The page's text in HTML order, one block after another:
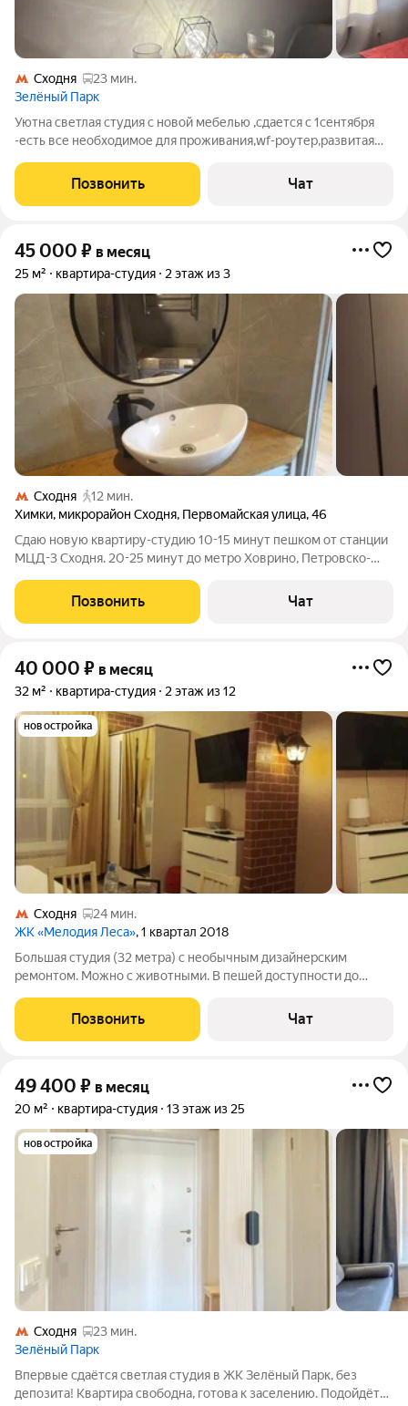
Сходня
23 мин.
Зелёный Парк
Уютна светлая студия с новой мебелью ,сдается с 1сентября
-есть все необходимое для проживания,wf-роутер,развитая
транспортная доступность 5мин до мцд ,рядом выезд на
Пятницкое шоссе.Собственник,без
Позвонить Чат
45 000 ₽ в месяц
25 м² квартира-студия 2 этаж из 3
Сходня
12 мин.
Химки, микрорайон Сходня, Первомайская улица,46
Сдаю новую квартиру-студию 10-15 минут пешком от станции
МЦД-3 Сходня. 20-25 минут до метро Ховрино, Петровско-
Современный ремонт - никто не жил. Новая мебель и техника.
Для 1-2 человек.
Позвонить Чат
40 000 ₽ в месяц
32 м² квартира-студия 2 этаж из 12
новостройка
Сходня
24 мин.
ЖК «Мелодия Леса», 1 квартал 2018
Большая студия (32 метра) с необычным дизайнерским
ремонтом. Можно с животными. В пешей доступности до
Крюково, без пробок 10 минут. Так же с этой же остановки,
автобус едет в сторону области и до
Позвонить Чат
49 400 ₽ в месяц
20 м² квартира-студия 13 этаж из 25
новостройка
Сходня
23 мин.
Зелёный Парк
Впервые сдаётся светлая студия в ЖК Зелёный Парк, без
депозита! Квартира свободна, готова к заселению. Подойдёт